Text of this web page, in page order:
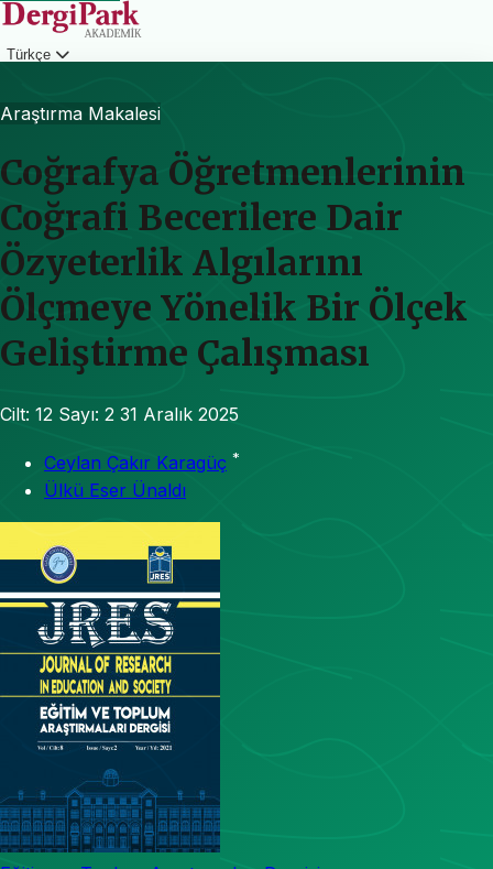
Türkçe
Araştırma Makalesi
Coğrafya Öğretmenlerinin
Coğrafi Becerilere Dair
Özyeterlik Algılarını
Ölçmeye Yönelik Bir Ölçek
Geliştirme Çalışması
Cilt: 12 Sayı: 2 31 Aralık 2025
Ceylan Çakır Karagüç *
Ülkü Eser Ünaldı